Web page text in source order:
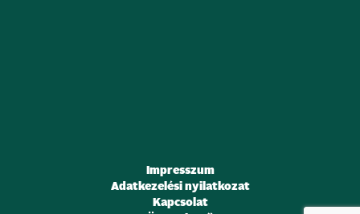
Impresszum
Adatkezelési nyilatkozat
Kapcsolat